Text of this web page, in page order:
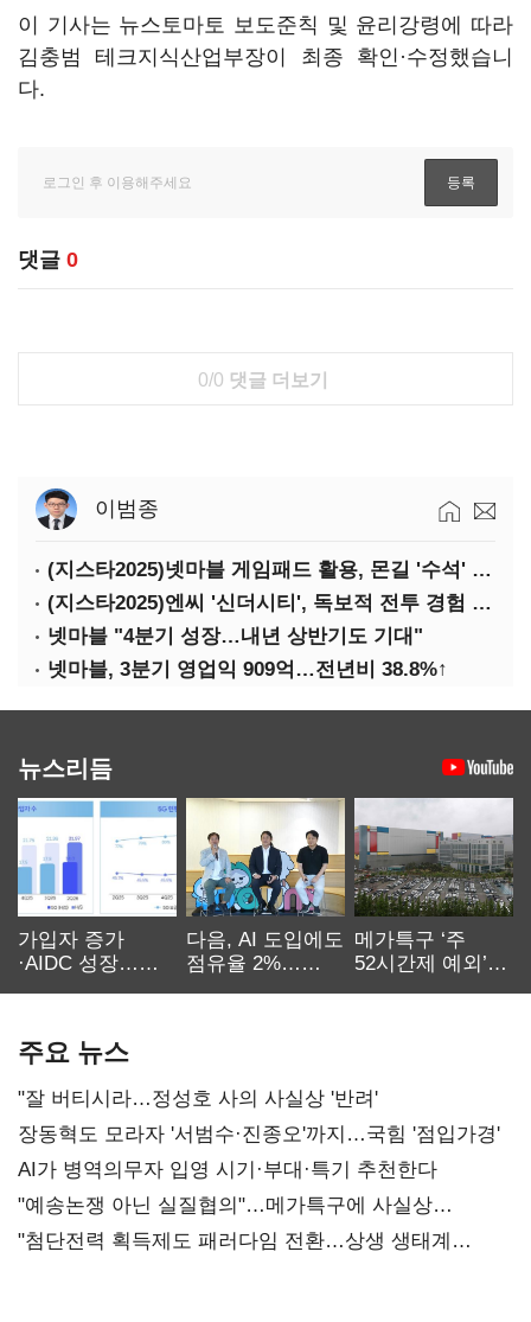
이 기사는 뉴스토마토 보도준칙 및 윤리강령에 따라
김충범 테크지식산업부장이 최종 확인·수정했습니
다.
댓글 0
0/0 댓글 더보기
이범종
(지스타2025)넷마블 게임패드 활용, 몬길 '수석' 7대죄 '차석'
(지스타2025)엔씨 '신더시티', 독보적 전투 경험 필요
넷마블 "4분기 성장…내년 상반기도 기대"
넷마블, 3분기 영업익 909억…전년비 38.8%↑
뉴스리듬
가입자 증가
·AIDC 성장…
다음, AI 도입에도
점유율 2%…
메가특구 ‘주
52시간제 예외’
주요 뉴스
"잘 버티시라…정성호 사의 사실상 '반려'
장동혁도 모라자 '서범수·진종오'까지…국힘 '점입가경'
AI가 병역의무자 입영 시기·부대·특기 추천한다
"예송논쟁 아닌 실질협의"…메가특구에 사실상
'노동유연화'
"첨단전력 획득제도 패러다임 전환…상생 생태계